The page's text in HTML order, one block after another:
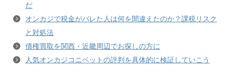
だ
オンカジで税金がバレた人は何を間違えたのか？課税リスク
と対処法
債権買取を関西・近畿周辺でお探しの方に
人気オンカジコニベットの評判を具体的に検証していこう